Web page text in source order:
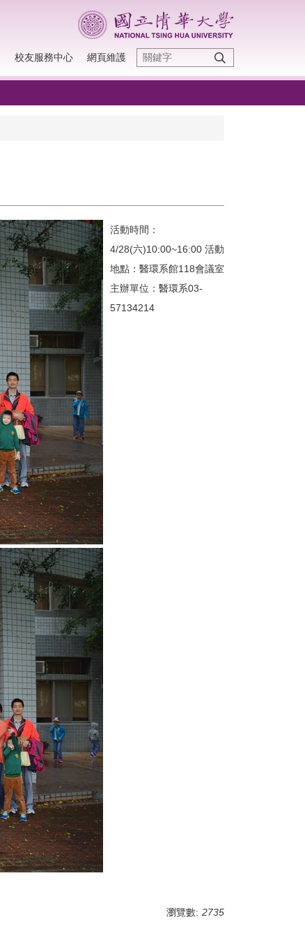
校友服務中心 網頁維護
活動時間：
4/28(六)10:00~16:00 活動
地點：醫環系館118會議室
主辦單位：醫環系03-
57134214
瀏覽數: 2735